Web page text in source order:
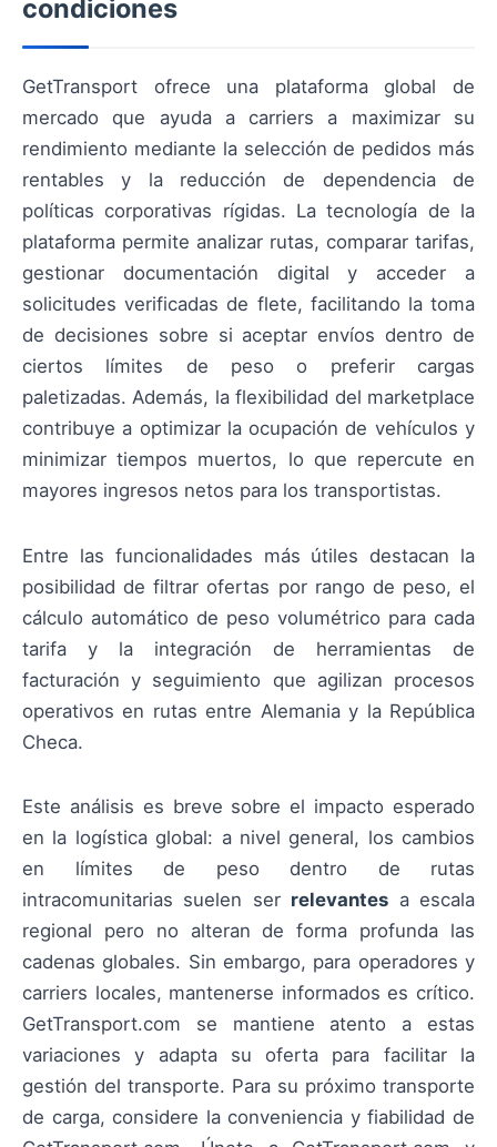
condiciones
GetTransport ofrece una plataforma global de
mercado que ayuda a carriers a maximizar su
rendimiento mediante la selección de pedidos más
rentables y la reducción de dependencia de
políticas corporativas rígidas. La tecnología de la
plataforma permite analizar rutas, comparar tarifas,
gestionar documentación digital y acceder a
solicitudes verificadas de flete, facilitando la toma
de decisiones sobre si aceptar envíos dentro de
ciertos límites de peso o preferir cargas
paletizadas. Además, la flexibilidad del marketplace
contribuye a optimizar la ocupación de vehículos y
minimizar tiempos muertos, lo que repercute en
mayores ingresos netos para los transportistas.
Entre las funcionalidades más útiles destacan la
posibilidad de filtrar ofertas por rango de peso, el
cálculo automático de peso volumétrico para cada
tarifa y la integración de herramientas de
facturación y seguimiento que agilizan procesos
operativos en rutas entre Alemania y la República
Checa.
Este análisis es breve sobre el impacto esperado
en la logística global: a nivel general, los cambios
en límites de peso dentro de rutas
intracomunitarias suelen ser relevantes a escala
regional pero no alteran de forma profunda las
cadenas globales. Sin embargo, para operadores y
carriers locales, mantenerse informados es crítico.
GetTransport.com se mantiene atento a estas
variaciones y adapta su oferta para facilitar la
gestión del transporte. Para su próximo transporte
de carga, considere la conveniencia y fiabilidad de